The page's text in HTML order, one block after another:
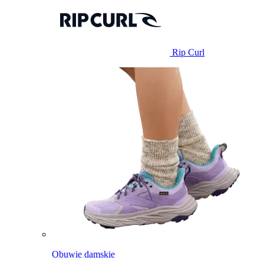
Rip Curl
Obuwie damskie